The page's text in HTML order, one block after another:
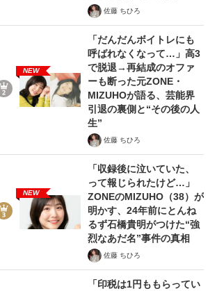
佐藤 ちひろ
NEW
「だんだんボイトレにも
呼ばれなくなって…」高3
で脱退→再結成のオファ
ーも断った元ZONE・
MIZUHOが語る、芸能界
引退の裏側と“その後の人
生”
佐藤 ちひろ
NEW
「収録後に泣いていた、
って報じられたけど…」
ZONEのMIZUHO（38）が
明かす、24年前にとんね
るず石橋貴明がつけた“強
烈なあだ名”事件の真相
佐藤 ちひろ
「印税は1円ももらってい